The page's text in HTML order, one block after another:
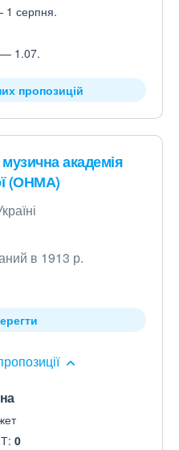
1 серпня.
— 1.07.
пропозицій
академія
(ОНМА)
в 1913 р.
0